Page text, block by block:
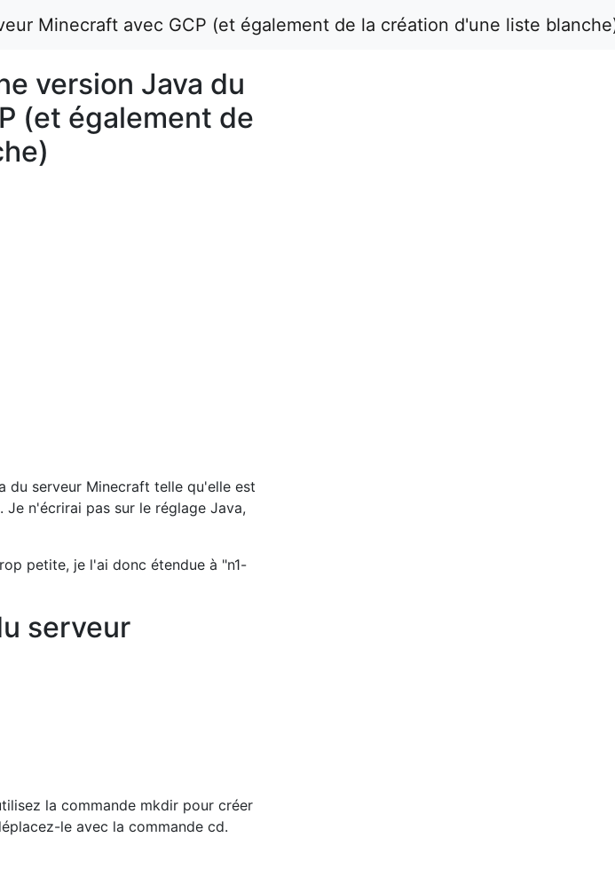
Minecraft avec GCP (et également de la création d'une liste
version Java du
(et également de
du serveur Minecraft telle qu'elle est
n'écrirai pas sur le réglage Java,
petite, je l'ai donc étendue à "n1-
serveur
la commande mkdir pour créer
le avec la commande cd.